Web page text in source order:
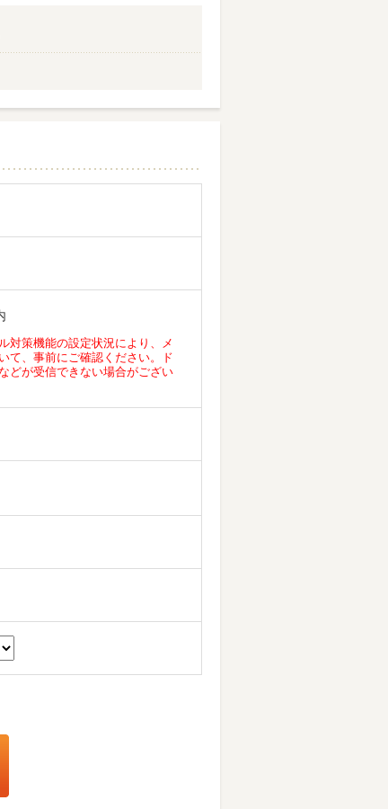
対策機能の設定状況により、メ
て、事前にご確認ください。ド
どが受信できない場合がござい